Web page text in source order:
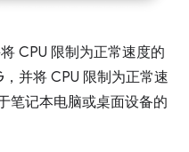
CPU 限制为正常速度的
并将 CPU 限制为正常速
笔记本电脑或桌面设备的